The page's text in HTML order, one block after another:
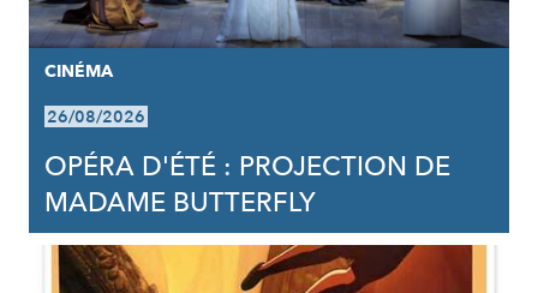
CINÉMA
26/08/2026
OPÉRA D'ÉTÉ : PROJECTION DE
MADAME BUTTERFLY